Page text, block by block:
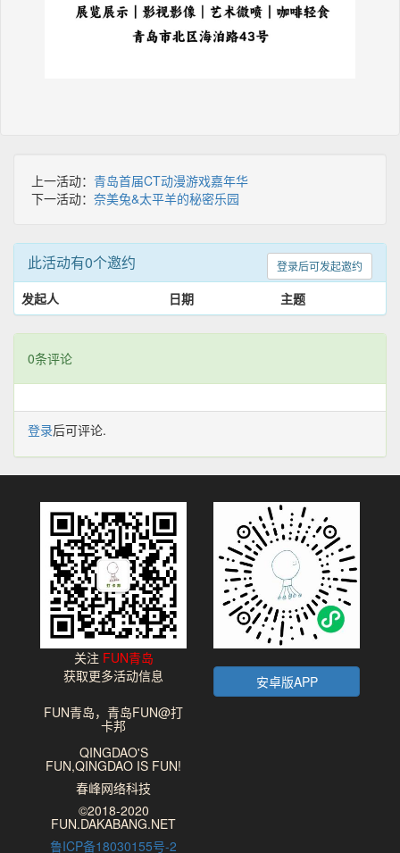
上一活动： 青岛首届CT动漫游戏嘉年华
下一活动： 奈美兔&太平羊的秘密乐园
登录后可发起邀约
此活动有0个邀约
发起人 日期 主题
0条评论
登录后可评论.
关注 FUN青岛
获取更多活动信息
安卓版APP
FUN青岛，青岛FUN@打
卡邦
QINGDAO'S
FUN,QINGDAO IS FUN!
春峰网络科技
©2018-2020
FUN.DAKABANG.NET
鲁ICP备18030155号-2